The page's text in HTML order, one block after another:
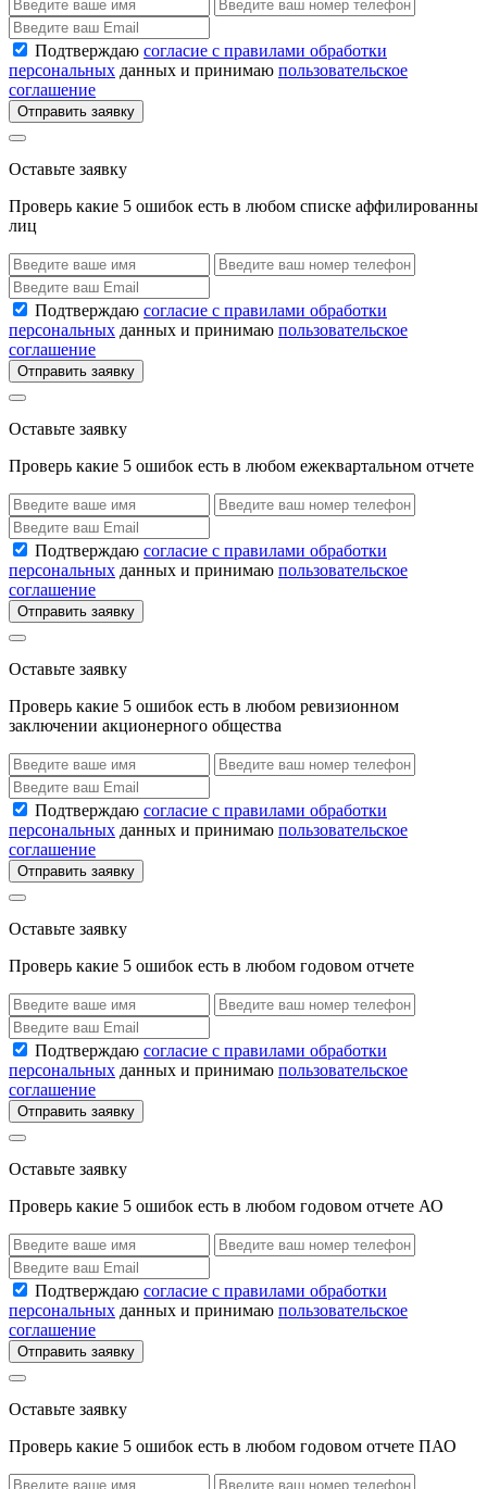
Подтверждаю согласие с правилами обработки
персональных данных и принимаю пользовательское
соглашение
Отправить заявку
Оставьте заявку
Проверь какие 5 ошибок есть в любом списке аффилированны
лиц
Подтверждаю согласие с правилами обработки
персональных данных и принимаю пользовательское
соглашение
Отправить заявку
Оставьте заявку
Проверь какие 5 ошибок есть в любом ежеквартальном отчете
Подтверждаю согласие с правилами обработки
персональных данных и принимаю пользовательское
соглашение
Отправить заявку
Оставьте заявку
Проверь какие 5 ошибок есть в любом ревизионном
заключении акционерного общества
Подтверждаю согласие с правилами обработки
персональных данных и принимаю пользовательское
соглашение
Отправить заявку
Оставьте заявку
Проверь какие 5 ошибок есть в любом годовом отчете
Подтверждаю согласие с правилами обработки
персональных данных и принимаю пользовательское
соглашение
Отправить заявку
Оставьте заявку
Проверь какие 5 ошибок есть в любом годовом отчете АО
Подтверждаю согласие с правилами обработки
персональных данных и принимаю пользовательское
соглашение
Отправить заявку
Оставьте заявку
Проверь какие 5 ошибок есть в любом годовом отчете ПАО